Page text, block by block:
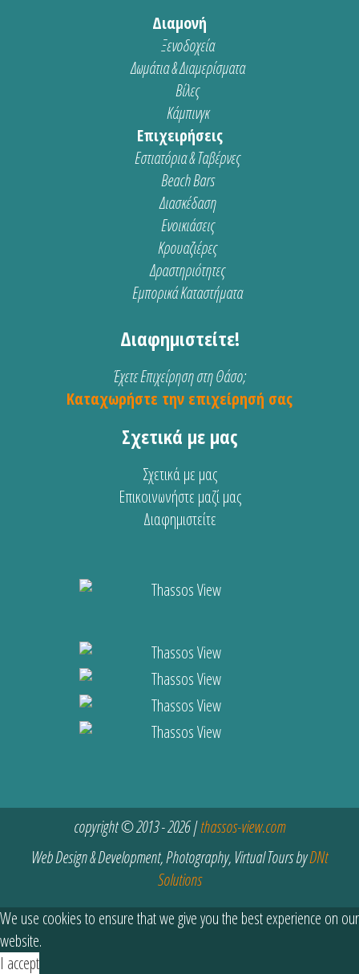
Διαμονή
Ξενοδοχεία
Δωμάτια & Διαμερίσματα
Βίλες
Κάμπινγκ
Επιχειρήσεις
Εστιατόρια & Ταβέρνες
Beach Bars
Διασκέδαση
Ενοικιάσεις
Κρουαζιέρες
Δραστηριότητες
Εμπορικά Καταστήματα
Διαφημιστείτε!
Έχετε Επιχείρηση στη Θάσο;
Καταχωρήστε την επιχείρησή σας
Σχετικά με μας
Σχετικά με μας
Επικοινωνήστε μαζί μας
Διαφημιστείτε
copyright © 2013 - 2026 |thassos-view.com
Web Design & Development, Photography, Virtual Tours byDNt
Solutions
We use cookies to ensure that we give you the best experience on our
website.
I accept